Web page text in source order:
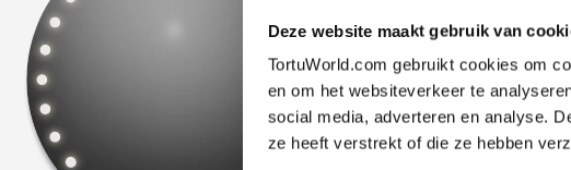
Deze website maakt gebruik van
TortuWorld.com gebruikt cookies om
en om het websiteverkeer te
social media, adverteren en analyse.
ze heeft verstrekt of die ze hebben